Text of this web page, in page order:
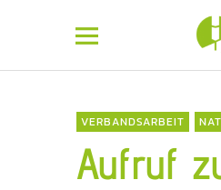
VERBANDSARBEIT
Aufruf